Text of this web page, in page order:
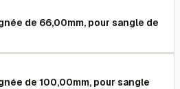
de 66,00mm, pour sangle de
de 100,00mm, pour sangle